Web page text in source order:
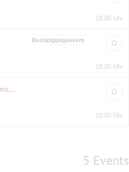
18:00 Uhr
Bestätigungsevent
18:00 Uhr
Sommerkino im Kranzler-Eck -,,Long Shot"-Unwahrscheinlich,aber nicht unmöglich- Open Air
19:00 Uhr
5 Events